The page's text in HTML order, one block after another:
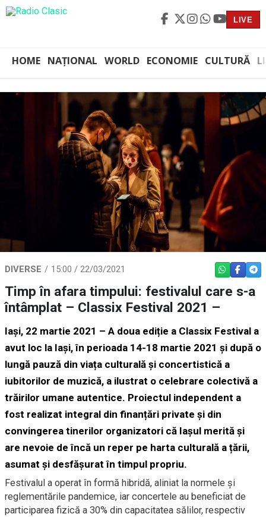
LIVE
HOME NAȚIONAL WORLD ECONOMIE CULTURĂ
DIVERSE 15:00 / 22/03/2021 WHATSAPP
Timp în afara timpului: festivalul care s-a
întâmplat – Classix Festival 2021 –
Iași, 22 martie 2021 – A doua ediție a Classix Festival a
avut loc la Iași, în perioada 14-18 martie 2021 și după o
lungă pauză din viața culturală și concertistică a
iubitorilor de muzică, a ilustrat o celebrare colectivă a
trăirilor umane autentice. Proiectul independent a
fost realizat integral din finanțări private și din
convingerea tinerilor organizatori că Iașul merită și
are nevoie de încă un reper pe harta culturală a țării,
asumat și desfășurat în timpul propriu.
Festivalul a operat în formă hibridă, aliniat la normele și
reglementările pandemice, iar concertele au beneficiat de
participarea fizică a 30% din capacitatea sălilor, respectiv